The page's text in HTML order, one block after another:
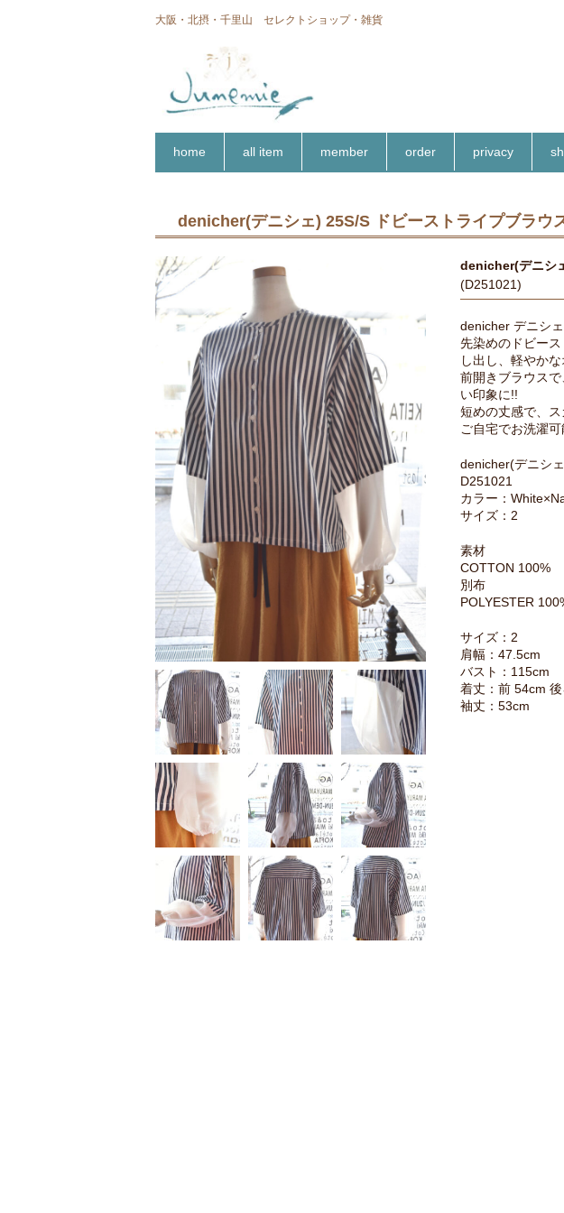
大阪・北摂・千里山 セレクトショップ・雑貨
home all item member order privacy
denicher(デニシェ) 25S/S ドビーストライプブラウ
denicher(デニシ
(D251021)
denicher デニシ
先染めのドビー
し出し、軽やか
前開きブラウス
い印象に!!
短めの丈感で、ス
ご自宅でお洗濯
denicher(デニシ
D251021
カラー：
サイズ：2
素材
COTTON 100%
別布
POLYESTER
サイズ：2
肩幅：47.5cm
バスト：115cm
着丈：前 54cm
袖丈：53cm